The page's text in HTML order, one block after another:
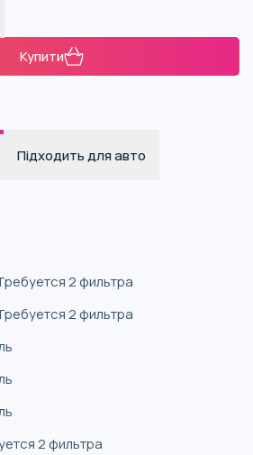
Купити
Підходить для авто
2 фильтра
2 фильтра
2 фильтра